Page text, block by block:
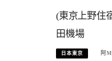
(東京上野住
田機場
日本東京 阿